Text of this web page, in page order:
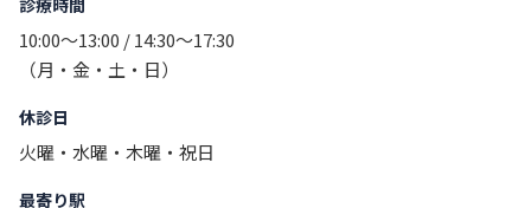
診療時間
10:00〜13:00 / 14:30〜17:30
（月・金・土・日）
休診日
火曜・水曜・木曜・祝日
最寄り駅